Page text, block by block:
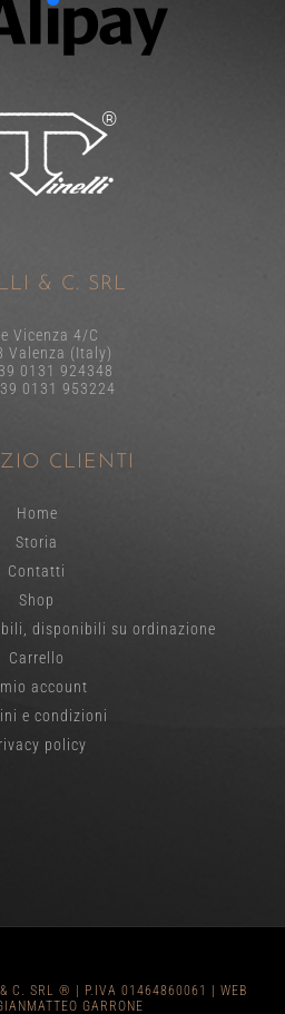
& C. SRL
Vicenza 4/C
Valenza (Italy)
0131 924348
0131 953224
CLIENTI
Home
Storia
Contatti
Shop
disponibili su ordinazione
Carrello
account
e condizioni
policy
C. SRL ® | P.IVA 01464860061 | WEB
GARRONE